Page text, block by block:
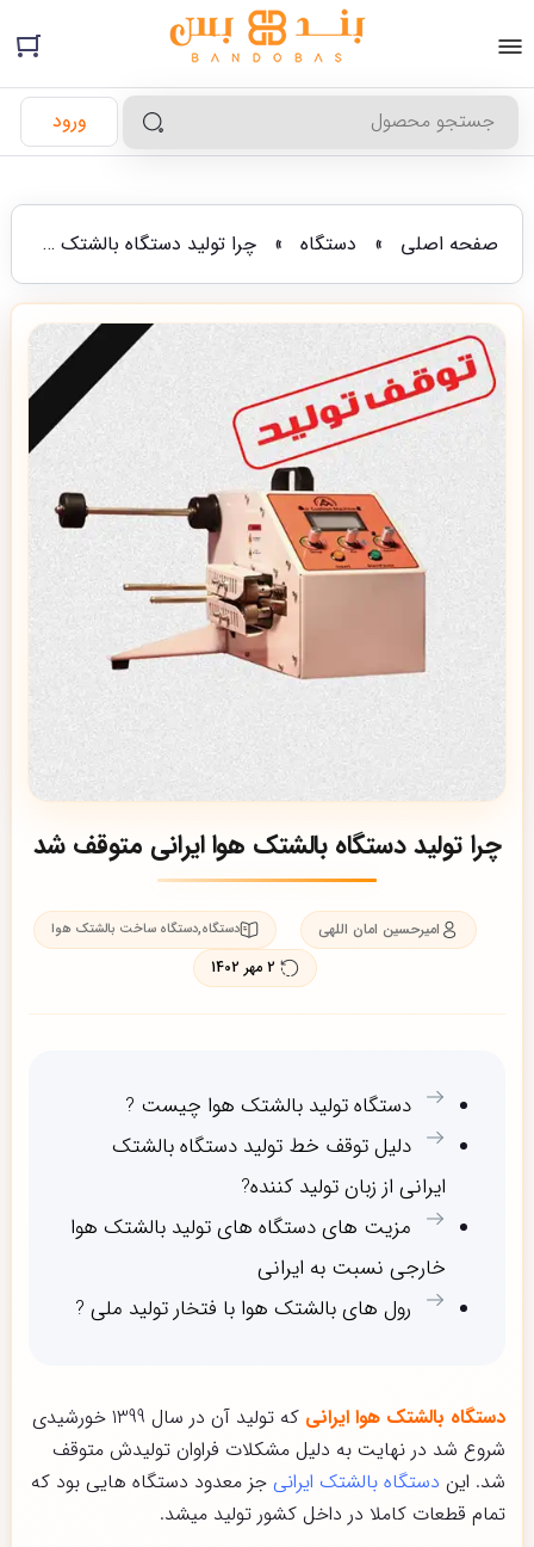
ورود
صفحه اصلی » دستگاه» چرا تولید دستگاه بالشتک هوا ایرانی متوقف شد
چرا تولید دستگاه بالشتک هوا ایرانی متوقف شد
امیرحسین امان اللهی دستگاه,دستگاه ساخت بالشتک هوا
2 مهر 1402
دستگاه تولید بالشتک هوا چیست ?
دلیل توقف خط تولید دستگاه بالشتک
ایرانی از زبان تولید کننده?
مزیت های دستگاه های تولید بالشتک هوا
خارجی نسبت به ایرانی
رول های بالشتک هوا با فتخار تولید ملی ?
دستگاه بالشتک هوا ایرانی
که تولید آن در سال 1399 خورشیدی
شروع شد در نهایت به دلیل مشکلات فراوان تولیدش متوقف
شد. این دستگاه بالشتک ایرانی جز معدود دستگاه هایی بود که
تمام قطعات کاملا در داخل کشور تولید میشد.